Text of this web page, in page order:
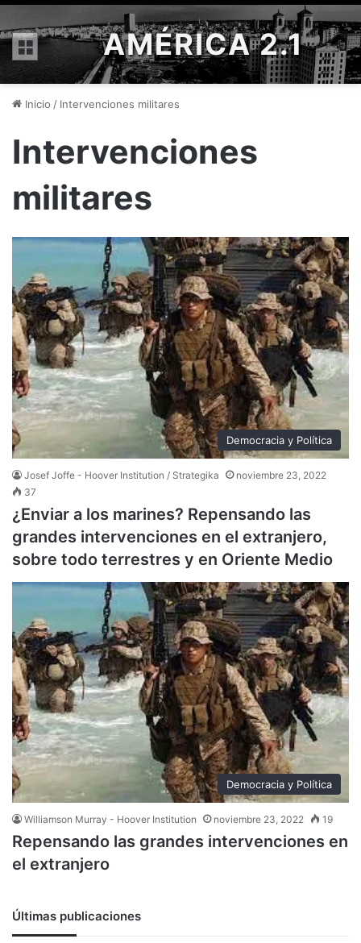
Menú AMÉRICA 2.1
Inicio / Intervenciones militares
Intervenciones
militares
Democracia y Política
Josef Joffe - Hoover Institution / Strategika
noviembre 23, 2022
37
¿Enviar a los marines? Repensando las
grandes intervenciones en el extranjero,
sobre todo terrestres y en Oriente Medio
Democracia y Política
Williamson Murray - Hoover Institution noviembre 23, 2022 19
Repensando las grandes intervenciones en
el extranjero
Últimas publicaciones